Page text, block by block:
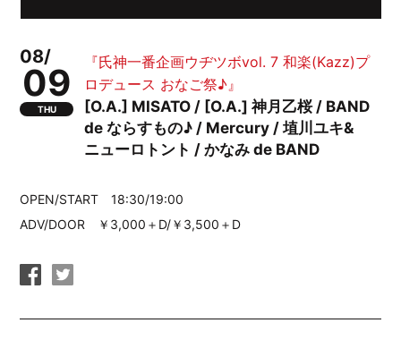
08/
09
THU
『氏神一番企画ウヂツボvol. 7 和楽(Kazz)プ
ロデュース おなご祭♪』
[O.A.] MISATO / [O.A.] 神月乙桜 / BAND
de ならすもの♪ / Mercury / 埴川ユキ&
ニューロトント / かなみ de BAND
OPEN/START 18:30/19:00
ADV/DOOR ￥3,000＋D/￥3,500＋D